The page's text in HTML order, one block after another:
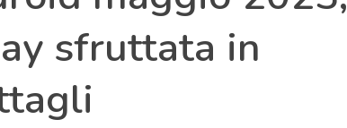
sfruttata in